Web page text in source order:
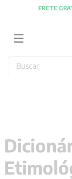
FRETE
Buscar
4º jung
5º byung chul